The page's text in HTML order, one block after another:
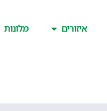
איזורים מלונות